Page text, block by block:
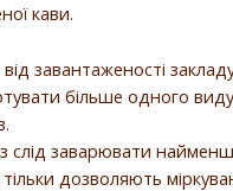
кави.
завантаженості
більше одного
слід заварювати
дозволяють